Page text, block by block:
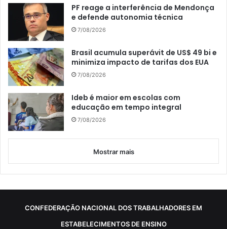
PF reage a interferência de Mendonça
e defende autonomia técnica
7/08/2026
Brasil acumula superávit de US$ 49 bi e
minimiza impacto de tarifas dos EUA
7/08/2026
Ideb é maior em escolas com
educação em tempo integral
7/08/2026
Mostrar mais
CONFEDERAÇÃO NACIONAL DOS TRABALHADORES EM
ESTABELECIMENTOS DE ENSINO